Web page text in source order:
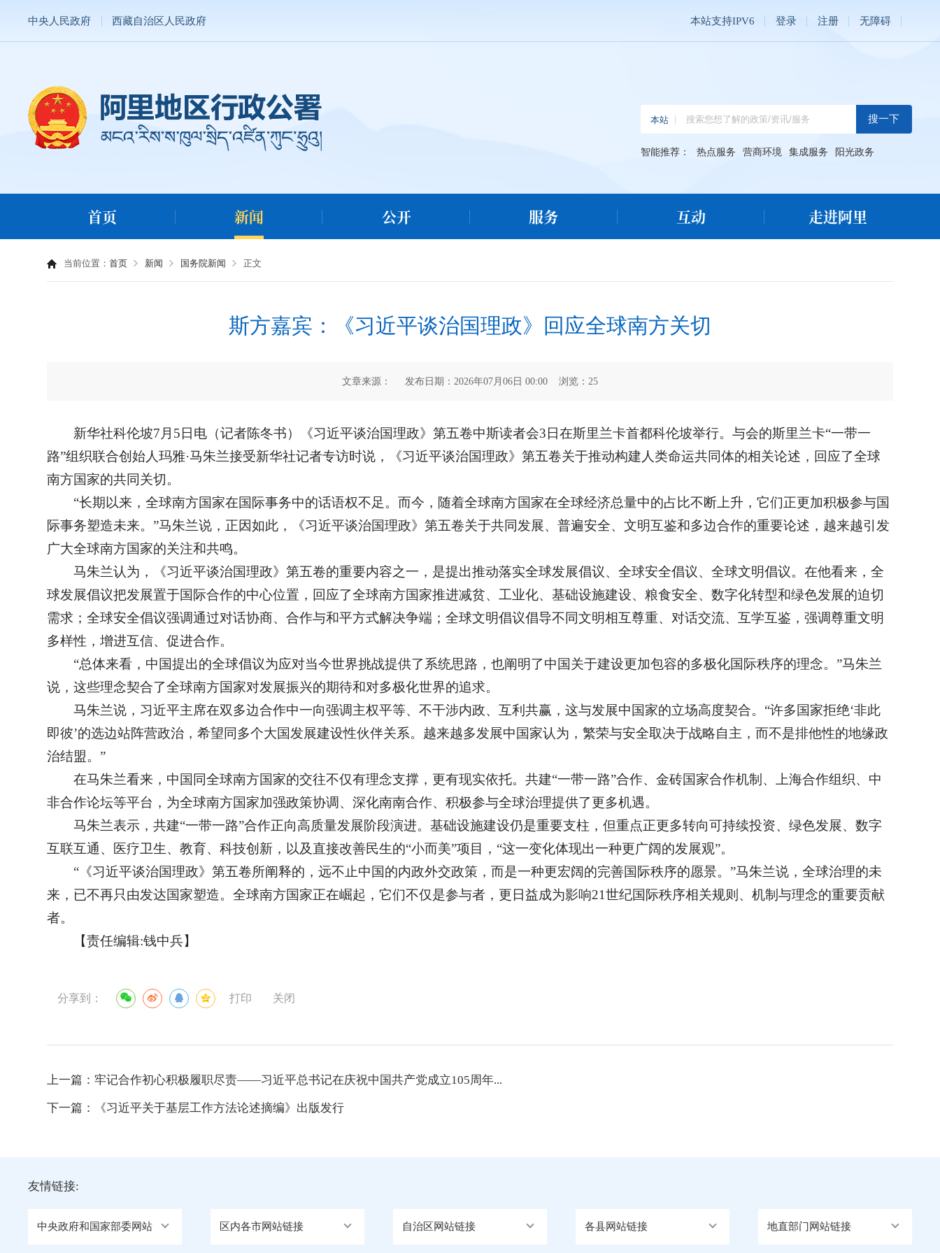
中央人民政府 西藏自治区人民政府 本站支持IPV6 登录 注册 无障碍
智能推荐： 热点服务 营商环境 集成服务 阳光政务
首页 新闻 公开 服务 互动 走进阿里
当前位置：首页 新闻 国务院新闻 正文
斯方嘉宾：《习近平谈治国理政》回应全球南方关切
文章来源： 发布日期：2026年07月06日 00:00 浏览： 25
新华社科伦坡7月5日电（记者陈冬书）《习近平谈治国理政》第五卷中斯读者会3日在斯里兰卡首都科伦坡举行。与会的斯里兰卡“一带一
路”组织联合创始人玛雅·马朱兰接受新华社记者专访时说，《习近平谈治国理政》第五卷关于推动构建人类命运共同体的相关论述，回应了全球
南方国家的共同关切。
“长期以来，全球南方国家在国际事务中的话语权不足。而今，随着全球南方国家在全球经济总量中的占比不断上升，它们正更加积极参与国
际事务塑造未来。”马朱兰说，正因如此，《习近平谈治国理政》第五卷关于共同发展、普遍安全、文明互鉴和多边合作的重要论述，越来越引发
广大全球南方国家的关注和共鸣。
马朱兰认为，《习近平谈治国理政》第五卷的重要内容之一，是提出推动落实全球发展倡议、全球安全倡议、全球文明倡议。在他看来，全
球发展倡议把发展置于国际合作的中心位置，回应了全球南方国家推进减贫、工业化、基础设施建设、粮食安全、数字化转型和绿色发展的迫切
需求；全球安全倡议强调通过对话协商、合作与和平方式解决争端；全球文明倡议倡导不同文明相互尊重、对话交流、互学互鉴，强调尊重文明
多样性，增进互信、促进合作。
“总体来看，中国提出的全球倡议为应对当今世界挑战提供了系统思路，也阐明了中国关于建设更加包容的多极化国际秩序的理念。”马朱兰
说，这些理念契合了全球南方国家对发展振兴的期待和对多极化世界的追求。
马朱兰说，习近平主席在双多边合作中一向强调主权平等、不干涉内政、互利共赢，这与发展中国家的立场高度契合。“许多国家拒绝‘非此
即彼’的选边站阵营政治，希望同多个大国发展建设性伙伴关系。越来越多发展中国家认为，繁荣与安全取决于战略自主，而不是排他性的地缘政
治结盟。”
在马朱兰看来，中国同全球南方国家的交往不仅有理念支撑，更有现实依托。共建“一带一路”合作、金砖国家合作机制、上海合作组织、中
非合作论坛等平台，为全球南方国家加强政策协调、深化南南合作、积极参与全球治理提供了更多机遇。
马朱兰表示，共建“一带一路”合作正向高质量发展阶段演进。基础设施建设仍是重要支柱，但重点正更多转向可持续投资、绿色发展、数字
互联互通、医疗卫生、教育、科技创新，以及直接改善民生的“小而美”项目，“这一变化体现出一种更广阔的发展观”。
“《习近平谈治国理政》第五卷所阐释的，远不止中国的内政外交政策，而是一种更宏阔的完善国际秩序的愿景。”马朱兰说，全球治理的未
来，已不再只由发达国家塑造。全球南方国家正在崛起，它们不仅是参与者，更日益成为影响21世纪国际秩序相关规则、机制与理念的重要贡献
者。
【责任编辑:钱中兵】
分享到： 打印 关闭
上一篇：牢记合作初心积极履职尽责——习近平总书记在庆祝中国共产党成立105周年...
下一篇： 《习近平关于基层工作方法论述摘编》出版发行
友情链接:
中央政府和国家部委网站 区内各市网站链接 自治区网站链接 各县网站链接 地直部门网站链接